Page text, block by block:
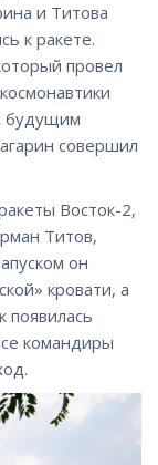
и Титова
к ракете.
провел
будущим
совершил
Восток-2,
Титов,
он
кровати, а
появилась
командиры